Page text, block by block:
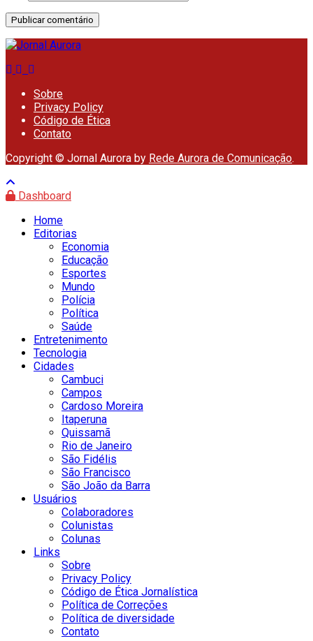
Sobre
Privacy Policy
Código de Ética
Contato
Copyright © Jornal Aurora by Rede Aurora de Comunicação.
Dashboard
Home
Editorias
Economia
Educação
Esportes
Mundo
Polícia
Política
Saúde
Entretenimento
Tecnologia
Cidades
Cambuci
Campos
Cardoso Moreira
Itaperuna
Quissamã
Rio de Janeiro
São Fidélis
São Francisco
São João da Barra
Usuários
Colaboradores
Colunistas
Colunas
Links
Sobre
Privacy Policy
Código de Ética Jornalística
Política de Correções
Política de diversidade
Contato